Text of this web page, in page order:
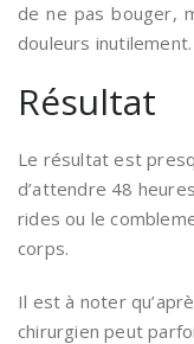
de ne pas bouger,
douleurs
Résultat
Le résultat est
d’attendre 48
rides ou le
corps.
Il est à noter
chirurgien peut